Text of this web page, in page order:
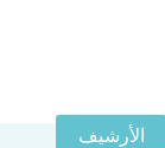
الأرشيف